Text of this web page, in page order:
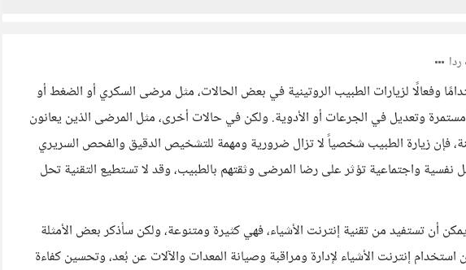
وفعالًا لزيارات الطبيب الروتينية في بعض الحالات، مثل مرضى السكري أو الضغط أو
وتعديل في الجرعات أو الأدوية. ولكن في حالات أخرى، مثل المرضى الذين يعانون
فإن زيارة الطبيب شخصياً لا تزال ضرورية ومهمة للتشخيص الدقيق والفحص السريري
نفسية واجتماعية تؤثر على رضا المرضى وثقتهم بالطبيب، وقد لا تستطيع التقنية تحل
أن تستفيد من تقنية إنترنت الأشياء، فهي كثيرة ومتنوعة، ولكن سأذكر بعض الأمثلة
إنترنت الأشياء لإدارة ومراقبة وصيانة المعدات والآلات عن بُعد، وتحسين كفاءة